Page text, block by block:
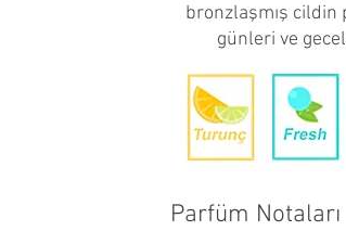
bronzlaşmış cildin
günleri ve
Parfüm Notaları